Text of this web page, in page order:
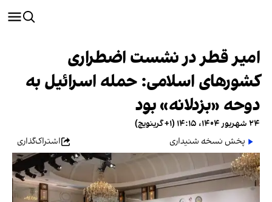
امیر قطر در نشست اضطراری
کشورهای اسلامی: حمله اسرائیل به
دوحه «بزدلانه» بود
۲۴ شهریور ۱۴۰۴، ۱۴:۱۵ (‎+۱ گرینویچ)
پخش نسخه شنیداری
اشتراک‌گذاری